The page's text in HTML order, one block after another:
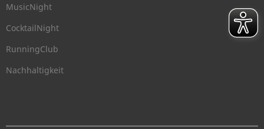
MusicNight
CocktailNight
RunningClub
Nachhaltigkeit